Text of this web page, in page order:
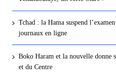
Tchad : la Hama suspend
journaux en ligne
Boko Haram et la nouvelle donne
et du Centre